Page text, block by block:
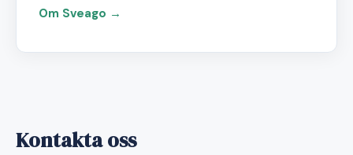
Om Sveago →
Kontakta oss